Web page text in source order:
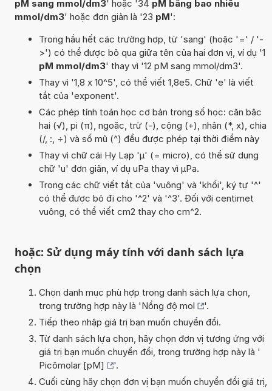
pM sang mmol/dm3' hoặc '34 pM bằng bao nhiêu
mmol/dm3' hoặc đơn giản là '23 pM':
Trong hầu hết các trường hợp, từ 'sang' (hoặc '=' / '-
>') có thể được bỏ qua giữa tên của hai đơn vị, ví dụ '1
pM mmol/dm3' thay vì '12 pM sang mmol/dm3'.
Thay vì '1,8 x 10^5', có thể viết 1,8e5. Chữ 'e' là viết
tắt của 'exponent'.
Các phép tính toán học cơ bản trong số học: căn bậc
hai (√), pi (π), ngoặc, trừ (-), cộng (+), nhân (*, x), chia
(/, :, ÷) và số mũ (^) đều được phép tại thời điểm này
Thay vì chữ cái Hy Lạp 'µ' (= micro), có thể sử dụng
chữ 'u' đơn giản, ví dụ uPa thay vì µPa.
Trong các chữ viết tắt của 'vuông' và 'khối', ký tự '^'
có thể được bỏ đi cho '^2' và '^3'. Đối với centimet
vuông, có thể viết cm2 thay cho cm^2.
hoặc: Sử dụng máy tính với danh sách lựa
chọn
Chọn danh mục phù hợp trong danh sách lựa chọn,
trong trường hợp này là 'Nồng độ mol
'.
Tiếp theo nhập giá trị bạn muốn chuyển đổi.
Từ danh sách lựa chọn, hãy chọn đơn vị tương ứng với
giá trị bạn muốn chuyển đổi, trong trường hợp này là '
Picômolar [pM]
'.
Cuối cùng hãy chọn đơn vị bạn muốn chuyển đổi giá trị,